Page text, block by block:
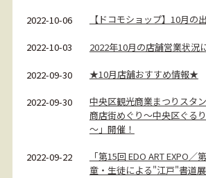
2022-10-06 【ドコモショップ】10月の
2022-10-03 2022年10月の店舗営業状況
2022-09-30 ★10月店舗おすすめ情報★
2022-09-30
中央区観光商業まつりスタ
商店街めぐり～中央区ぐる
～」開催！
2022-09-22
「第15回 EDO ART EXPO
童・生徒による"江戸"書道